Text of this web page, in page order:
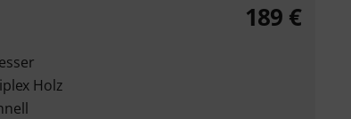
Holz
189 €